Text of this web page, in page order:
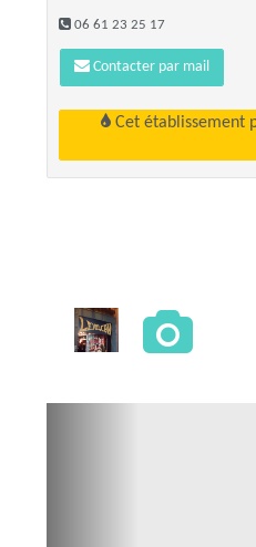
06 61 23 25 17
Contacter par mail
Cet établissement